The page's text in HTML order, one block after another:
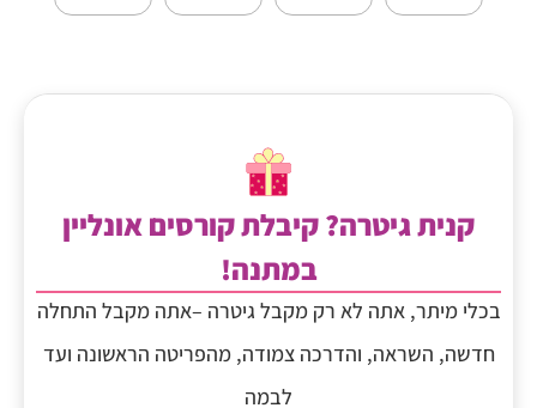
קנית גיטרה? קיבלת קורסים אונליין
במתנה!
בכלי מיתר, אתה לא רק מקבל גיטרה –אתה מקבל התחלה
חדשה, השראה, והדרכה צמודה, מהפריטה הראשונה ועד
לבמה